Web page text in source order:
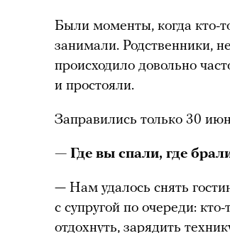
Были моменты, когда кто-
занимали. Родственники,
происходило довольно
и простояли.
Заправились только 30
— Где вы спали, где
— Нам удалось снять
с супругой по очереди:
отдохнуть, зарядить